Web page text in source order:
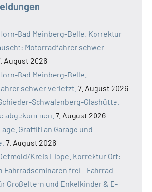
Bad Meinberg-Belle. Korrektur
Motorradfahrer schwer
August 2026
Bad Meinberg-Belle.
schwer verletzt. 7. August 2026
Schwalenberg-Glashütte.
abgekommen. 7. August 2026
Graffiti an Garage und
7. August 2026
Kreis Lippe. Korrektur Ort:
Fahrradseminaren frei - Fahrrad-
Großeltern und Enkelkinder & E-